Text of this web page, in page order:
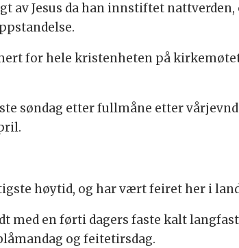
av Jesus da han innstiftet nattverden,
for hele kristenheten på
søndag etter fullmåne etter
høytid, og har vært feiret her i
med en førti dagers faste kalt
og feitetirsdag.